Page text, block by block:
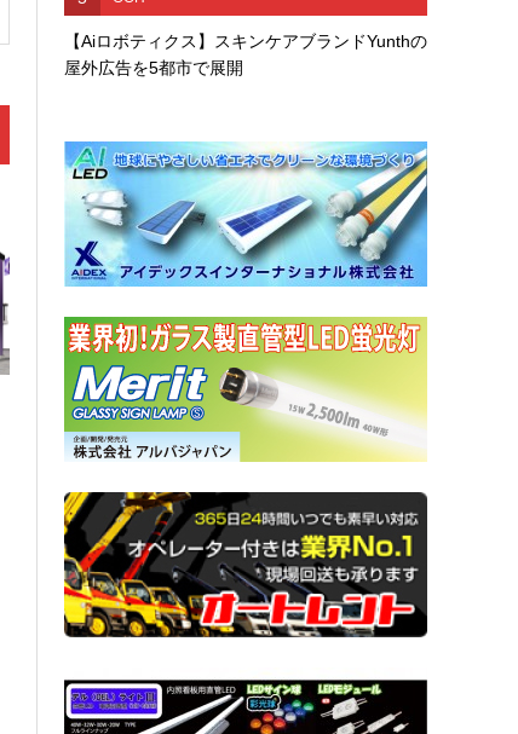
【Aiロボティクス】スキンケアブランドYunthの
屋外広告を5都市で展開